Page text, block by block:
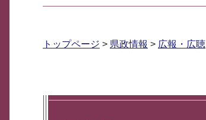
トップページ > 県政情報 > 広報・広聴